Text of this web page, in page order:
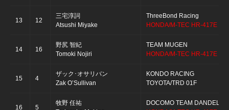
13 12
三宅淳詞
Atsushi Miyake
ThreeBond Racing
HONDA/M-TEC HR-417E
14 16
野尻 智紀
Tomoki Nojiri
TEAM MUGEN
HONDA/M-TEC HR-417E
15 4
ザック･オサリバン
Zak O’Sullivan
KONDO RACING
TOYOTA/TRD 01F
16 5
牧野 任祐
DOCOMO TEAM